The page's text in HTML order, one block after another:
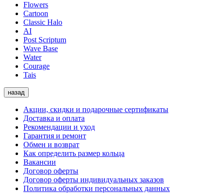
Flowers
Cartoon
Classic Halo
AI
Post Scriptum
Wave Base
Water
Courage
Tais
назад
Акции, скидки и подарочные сертификаты
Доставка и оплата
Рекомендации и уход
Гарантия и ремонт
Обмен и возврат
Как определить размер кольца
Вакансии
Договор оферты
Договор оферты индивидуальных заказов
Политика обработки персональных данных